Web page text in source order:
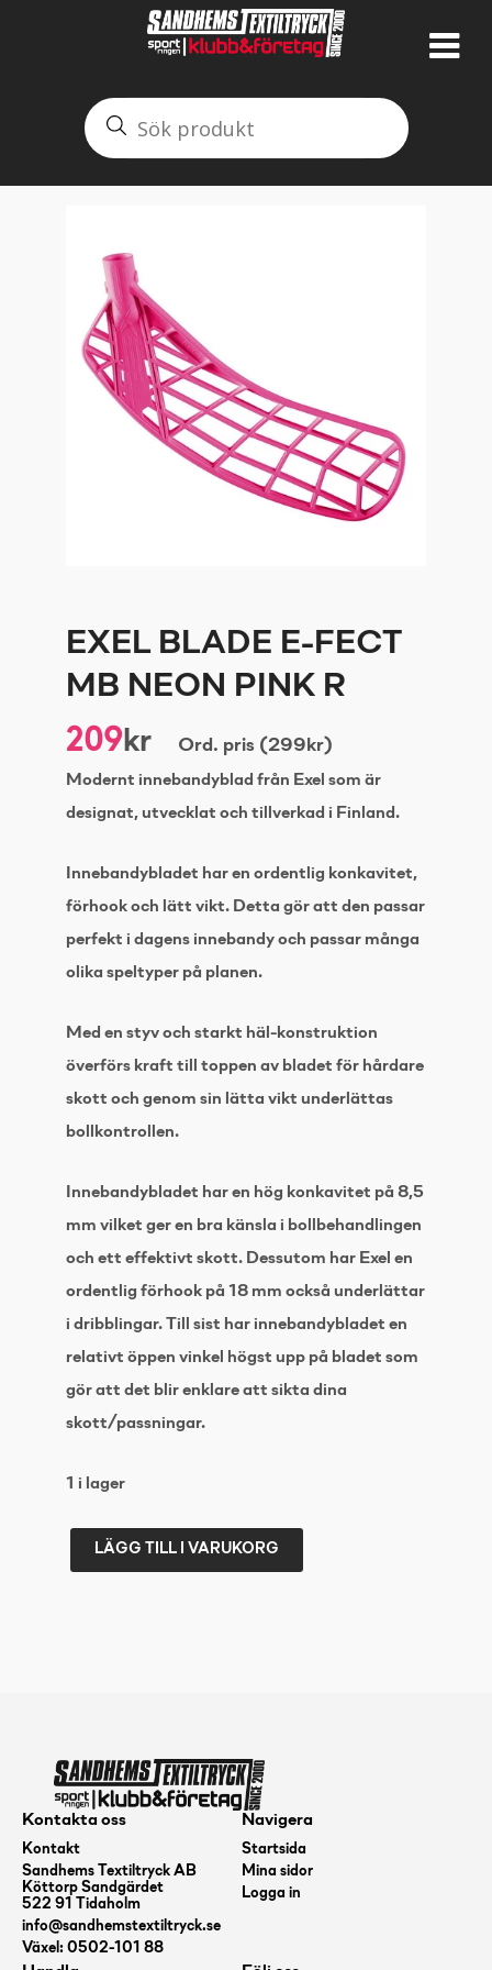
EXEL BLADE E-FECT
MB NEON PINK R
209kr Ord. pris (299kr)
Modernt innebandyblad från Exel som är
designat, utvecklat och tillverkad i Finland.
Innebandybladet har en ordentlig konkavitet,
förhook och lätt vikt. Detta gör att den passar
perfekt i dagens innebandy och passar många
olika speltyper på planen.
Med en styv och starkt häl-konstruktion
överförs kraft till toppen av bladet för hårdare
skott och genom sin lätta vikt underlättas
bollkontrollen.
Innebandybladet har en hög konkavitet på 8,5
mm vilket ger en bra känsla i bollbehandlingen
och ett effektivt skott. Dessutom har Exel en
ordentlig förhook på 18 mm också underlättar
i dribblingar. Till sist har innebandybladet en
relativt öppen vinkel högst upp på bladet som
gör att det blir enklare att sikta dina
skott/passningar.
1 i lager
EXEL
PINK
R
mängd
LÄGG TILL I VARUKORG
Kontakta oss
Kontakt
Sandhems Textiltryck AB
Köttorp Sandgärdet
522 91 Tidaholm
info@sandhemstextiltryck.se
Växel: 0502-101 88
Navigera
Startsida
Mina sidor
Logga in